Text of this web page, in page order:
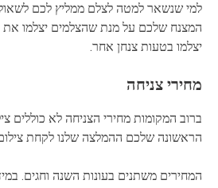
למי שנשאר למטה לצלם ממליץ לכם
המצנח שלכם על מנת שהצלמים יצלמו
יצלמו בטעות צנחן אחר.
מחירי צניחה
ברוב המקומות מחירי הצניחה לא כוללים
הראשונה שלכם ההמלצה שלנו לקחת
המחירים משתנים בעונות השנה וחגים.